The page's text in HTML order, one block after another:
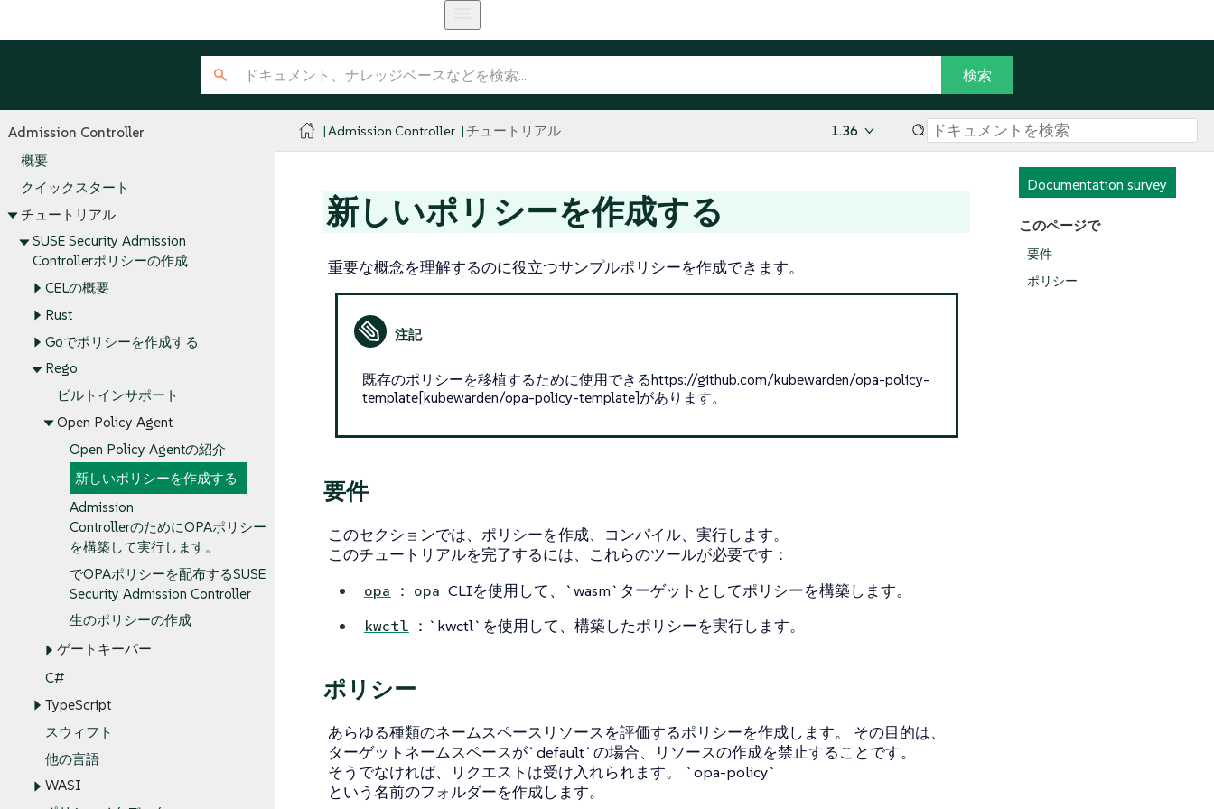
Admission Controller
概要
クイックスタート
チュートリアル
SUSE Security Admission
Controllerポリシーの作成
CELの概要
Rust
Goでポリシーを作成する
Rego
ビルトインサポート
Open Policy Agent
Open Policy Agentの紹介
新しいポリシーを作成する
Admission
ControllerのためにOPAポリシー
を構築して実行します。
でOPAポリシーを配布するSUSE
Security Admission Controller
生のポリシーの作成
ゲートキーパー
C#
TypeScript
スウィフト
他の言語
WASI
Admission Controller チュートリアル 1.36
Documentation survey
このページで
要件
ポリシー
新しいポリシーを作成する
重要な概念を理解するのに役立つサンプルポリシーを作成できます。
既存のポリシーを移植するために使用できるhttps://github.com/kubewarden/opa-policy-
template[kubewarden/opa-policy-template]があります。
要件
このセクションでは、ポリシーを作成、コンパイル、実行します。
このチュートリアルを完了するには、これらのツールが必要です：
opa ： opa CLIを使用して、`wasm`ターゲットとしてポリシーを構築します。
kwctl ：`kwctl`を使用して、構築したポリシーを実行します。
ポリシー
あらゆる種類のネームスペースリソースを評価するポリシーを作成します。 その目的は、
ターゲットネームスペースが`default`の場合、リソースの作成を禁止することです。
そうでなければ、リクエストは受け入れられます。 `opa-policy`
という名前のフォルダーを作成します。